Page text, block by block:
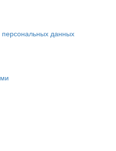
персональных данных